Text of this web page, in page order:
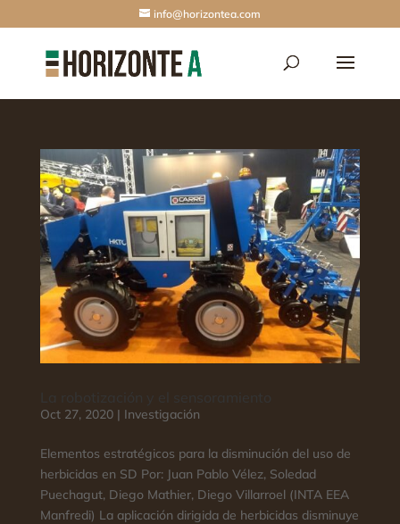
info@horizontea.com
Oct 27, 2020| Investigación
Elementos estratégicos para la disminución del uso de
herbicidas en SD Por: Juan Pablo Vélez, Soledad
Puechagut, Diego Mathier, Diego Villarroel (INTA EEA
Manfredi) La aplicación dirigida de herbicidas disminuye